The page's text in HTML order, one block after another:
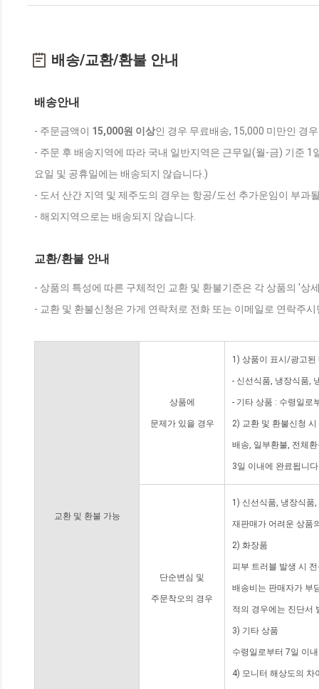
배송/교환/환불 안내
배송안내
- 주문금액이 15,000원 이상인 경우 무료배송, 15,000 미만인 경
- 주문 후 배송지역에 따라 국내 일반지역은 근무일(월-금) 기준
요일 및 공휴일에는 배송되지 않습니다.)
- 도서 산간 지역 및 제주도의 경우는 항공/도선 추가운임이 부과
- 해외지역으로는 배송되지 않습니다.
교환/환불 안내
- 상품의 특성에 따른 구체적인 교환 및 환불기준은 각 상품의 '상
- 교환 및 환불신청은 가게 연락처로 전화 또는 이메일로 연락주
교환 및 환불 가능
상품에
문제가 있을 경우
1) 상품이 표시/광고된
- 신선식품, 냉장식품,
- 기타 상품 : 수령일로
2) 교환 및 환불신청
배송, 일부환불, 전체
3일 이내에 완료됩니
단순변심 및
주문착오의 경우
1) 신선식품, 냉장식품
재판매가 어려운 상품
2) 화장품
피부 트러블 발생 시
배송비는 판매자가 부
적의 경우에는 진단서
3) 기타 상품
수령일로부터 7일 이
4) 모니터 해상도의 차